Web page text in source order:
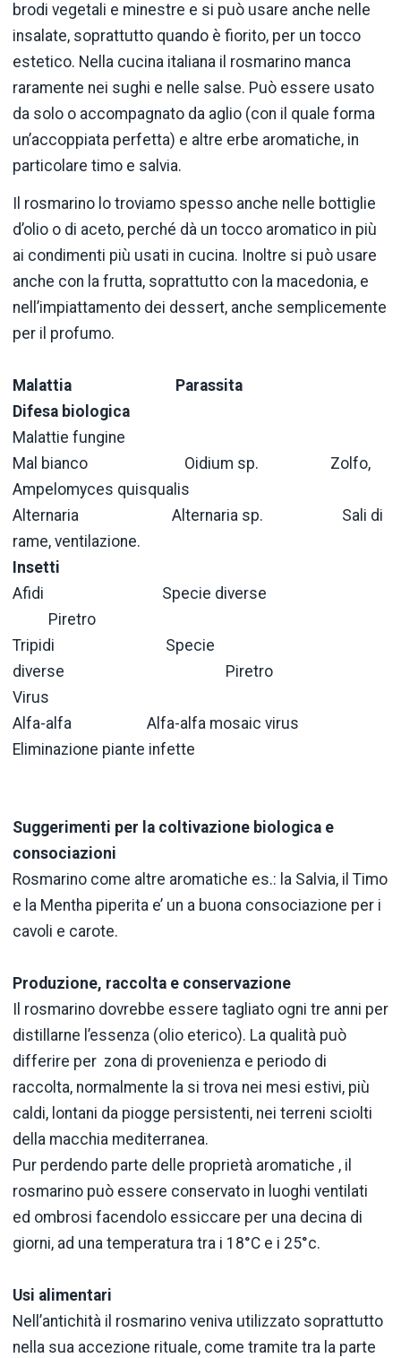
brodi vegetali e minestre e si può usare anche nelle
insalate, soprattutto quando è fiorito, per un tocco
estetico. Nella cucina italiana il rosmarino manca
raramente nei sughi e nelle salse. Può essere usato
da solo o accompagnato da aglio (con il quale forma
un’accoppiata perfetta) e altre erbe aromatiche, in
particolare timo e salvia.
Il rosmarino lo troviamo spesso anche nelle bottiglie
d’olio o di aceto, perché dà un tocco aromatico in più
ai condimenti più usati in cucina. Inoltre si può usare
anche con la frutta, soprattutto con la macedonia, e
nell’impiattamento dei dessert, anche semplicemente
per il profumo.
Malattia
Parassita
Difesa biologica
Malattie fungine
Mal bianco Oidium sp. Zolfo,
Ampelomyces quisqualis
Alternaria Alternaria sp. Sali di
rame, ventilazione.
Insetti
Afidi Specie diverse
Piretro
Tripidi Specie
diverse Piretro
Virus
Alfa-alfa Alfa-alfa mosaic virus
Eliminazione piante infette
Suggerimenti per la coltivazione biologica e
consociazioni
Rosmarino come altre aromatiche es.: la Salvia, il Timo
e la Mentha piperita e’ un a buona consociazione per i
cavoli e carote.
Produzione, raccolta e conservazione
Il rosmarino dovrebbe essere tagliato ogni tre anni per
distillarne l’essenza (olio eterico). La qualità può
differire per zona di provenienza e periodo di
raccolta, normalmente la si trova nei mesi estivi, più
caldi, lontani da piogge persistenti, nei terreni sciolti
della macchia mediterranea.
Pur perdendo parte delle proprietà aromatiche , il
rosmarino può essere conservato in luoghi ventilati
ed ombrosi facendolo essiccare per una decina di
giorni, ad una temperatura tra i 18°C e i 25°c.
Usi alimentari
Nell’antichità il rosmarino veniva utilizzato soprattutto
nella sua accezione rituale, come tramite tra la parte